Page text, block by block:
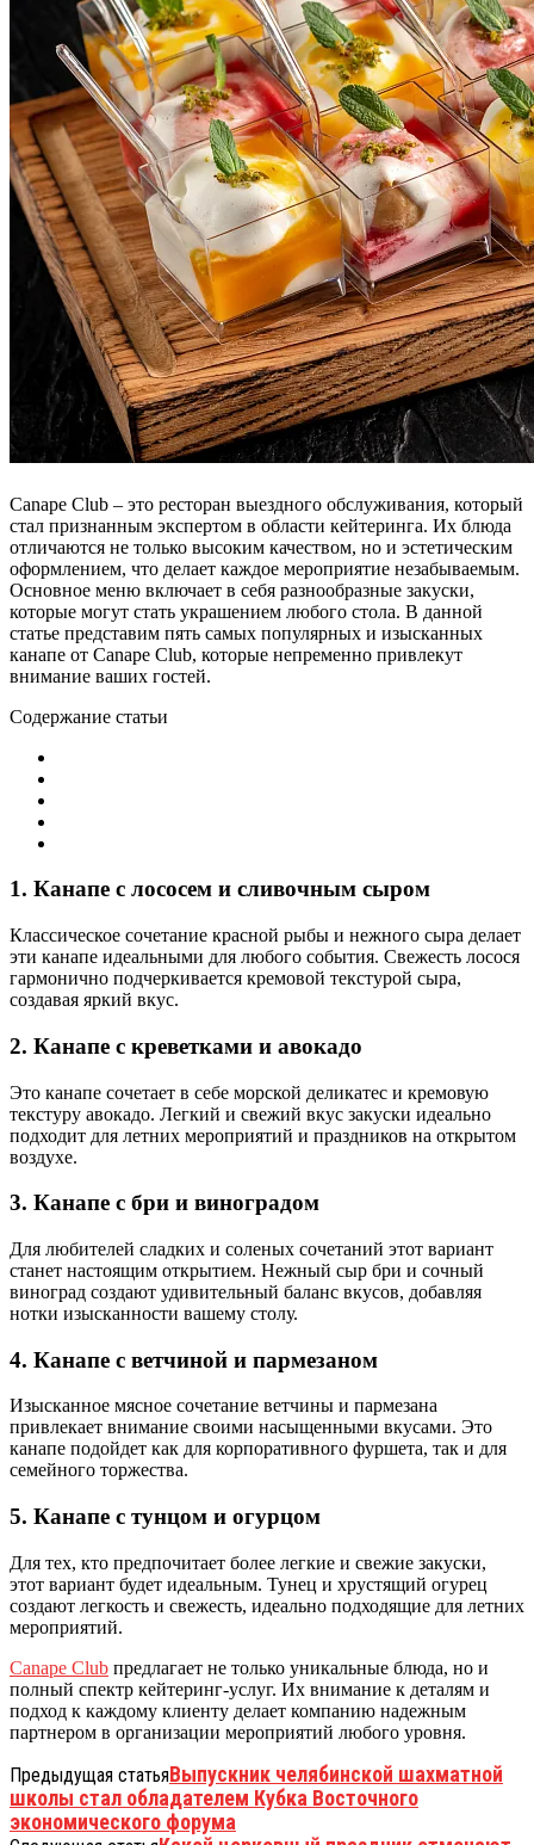
Canape Club – это ресторан выездного обслуживания, который
стал признанным экспертом в области кейтеринга. Их блюда
отличаются не только высоким качеством, но и эстетическим
оформлением, что делает каждое мероприятие незабываемым.
Основное меню включает в себя разнообразные закуски,
которые могут стать украшением любого стола. В данной
статье представим пять самых популярных и изысканных
канапе от Canape Club, которые непременно привлекут
внимание ваших гостей.
Содержание статьи
1. Канапе с лососем и сливочным сыром
Классическое сочетание красной рыбы и нежного сыра делает
эти канапе идеальными для любого события. Свежесть лосося
гармонично подчеркивается кремовой текстурой сыра,
создавая яркий вкус.
2. Канапе с креветками и авокадо
Это канапе сочетает в себе морской деликатес и кремовую
текстуру авокадо. Легкий и свежий вкус закуски идеально
подходит для летних мероприятий и праздников на открытом
воздухе.
3. Канапе с бри и виноградом
Для любителей сладких и соленых сочетаний этот вариант
станет настоящим открытием. Нежный сыр бри и сочный
виноград создают удивительный баланс вкусов, добавляя
нотки изысканности вашему столу.
4. Канапе с ветчиной и пармезаном
Изысканное мясное сочетание ветчины и пармезана
привлекает внимание своими насыщенными вкусами. Это
канапе подойдет как для корпоративного фуршета, так и для
семейного торжества.
5. Канапе с тунцом и огурцом
Для тех, кто предпочитает более легкие и свежие закуски,
этот вариант будет идеальным. Тунец и хрустящий огурец
создают легкость и свежесть, идеально подходящие для летних
мероприятий.
Canape Club предлагает не только уникальные блюда, но и
полный спектр кейтеринг-услуг. Их внимание к деталям и
подход к каждому клиенту делает компанию надежным
партнером в организации мероприятий любого уровня.
Предыдущая статьяВыпускник челябинской шахматной
школы стал обладателем Кубка Восточного
экономического форума